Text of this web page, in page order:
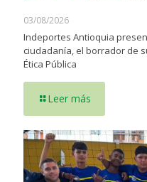
03/08/2026
Indeportes Antioquia
ciudadanía, el borrador de
Ética Pública
Leer más